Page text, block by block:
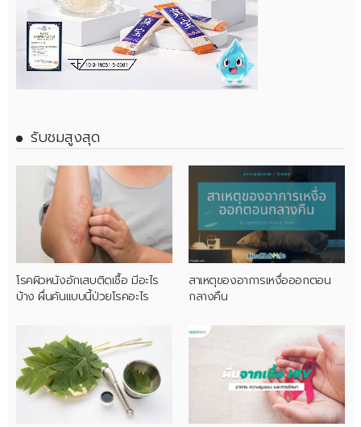
รับชมสูงสุด
โรคผิวหนังอักเสบติดเชื้อ มีอะไร
บ้าง ผื่นคันแบบนี้ป่วยโรคอะไร
สาเหตุของอาการเหงื่อออกตอน
กลางคืน